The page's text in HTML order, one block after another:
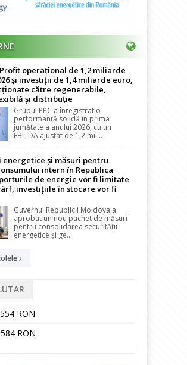
și Servicii “a reparat” OUG 24/2017.
Profit operațional de 1,2 miliarde
și investiții de 1,4 miliarde euro,
către regenerabile,
și distribuție
Grupul PPC a înregistrat o
performanță solidă în prima
jumătate a anului 2026, cu un
EBITDA ajustat de 1,2 mil...
și măsuri pentru
intern în Republica
de energie vor fi limitate
investițiile în stocare vor fi
Guvernul Republicii Moldova a
aprobat un nou pachet de măsuri
pentru consolidarea securității
energetice și ge...
RON
RON